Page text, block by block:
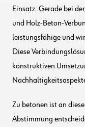
Einsatz. Gerade bei
und Holz-Beton-
leistungsfähige und
Diese
konstruktiven
Zu betonen ist an
Abstimmung